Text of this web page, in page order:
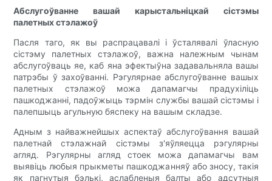
Абслугоўванне вашай карыстальніцкай сістэмы
палетных стэлажоў
Пасля таго, як вы распрацавалі і ўсталявалі ўласную
сістэму палетных стэлажоў, важна належным чынам
абслугоўваць яе, каб яна эфектыўна задавальняла вашы
патрэбы ў захоўванні. Рэгулярнае абслугоўванне вашых
палетных стэлажоў можа дапамагчы прадухіліць
пашкоджанні, падоўжыць тэрмін службы вашай сістэмы і
палепшыць агульную бяспеку на вашым складзе.
Адным з найважнейшых аспектаў абслугоўвання вашай
палетнай стэлажнай сістэмы з'яўляецца рэгулярны
агляд. Рэгулярны агляд стоек можа дапамагчы вам
выявіць любыя прыкметы пашкоджанняў або зносу, такія
як пагнутыя бэлькі, аслабленыя балты або адсутныя